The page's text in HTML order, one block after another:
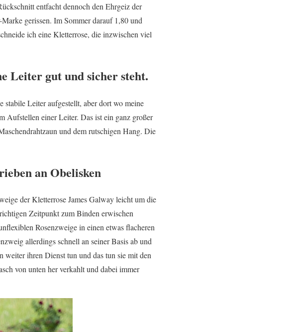
entfacht dennoch den Ehrgeiz der
gerissen. Im Sommer darauf 1,80 und
ich eine Kletterrose, die inzwischen viel
Leiter gut und sicher steht.
Leiter aufgestellt, aber dort wo meine
Aufstellen einer Leiter. Das ist ein ganz großer
und dem rutschigen Hang. Die
an Obelisken
der Kletterrose James Galway leicht um die
Zeitpunkt zum Binden erwischen
Rosenzweige in einen etwas flacheren
allerdings schnell an seiner Basis ab und
weiter ihren Dienst tun und das tun sie mit den
von unten her verkahlt und dabei immer